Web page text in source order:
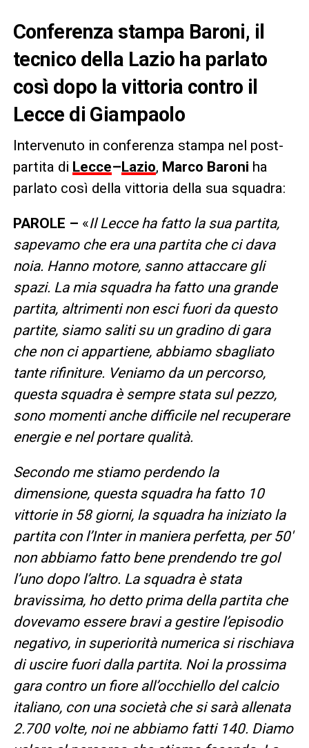
Conferenza stampa Baroni, il
tecnico della Lazio ha parlato
così dopo la vittoria contro il
Lecce di Giampaolo
Intervenuto in conferenza stampa nel post-
partita di Lecce–Lazio, Marco Baroni ha
parlato così della vittoria della sua squadra:
PAROLE – «Il Lecce ha fatto la sua partita,
sapevamo che era una partita che ci dava
noia. Hanno motore, sanno attaccare gli
spazi. La mia squadra ha fatto una grande
partita, altrimenti non esci fuori da questo
partite, siamo saliti su un gradino di gara
che non ci appartiene, abbiamo sbagliato
tante rifiniture. Veniamo da un percorso,
questa squadra è sempre stata sul pezzo,
sono momenti anche difficile nel recuperare
energie e nel portare qualità.
Secondo me stiamo perdendo la
dimensione, questa squadra ha fatto 10
vittorie in 58 giorni, la squadra ha iniziato la
partita con l’Inter in maniera perfetta, per 50′
non abbiamo fatto bene prendendo tre gol
l’uno dopo l’altro. La squadra è stata
bravissima, ho detto prima della partita che
dovevamo essere bravi a gestire l’episodio
negativo, in superiorità numerica si rischiava
di uscire fuori dalla partita. Noi la prossima
gara contro un fiore all’occhiello del calcio
italiano, con una società che si sarà allenata
2.700 volte, noi ne abbiamo fatti 140. Diamo